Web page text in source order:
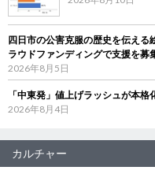
四日市の公害克服の歴史を伝え
ラウドファンディングで支援を募
2026年8月5日
「中東発」値上げラッシュが本
2026年8月4日
カルチャー